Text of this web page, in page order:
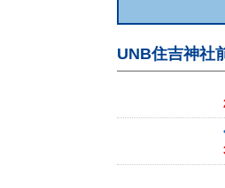
UNB住吉神社